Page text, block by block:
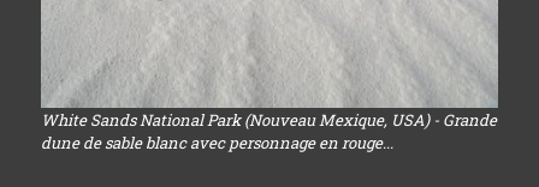
White Sands National Park (Nouveau Mexique, USA) - Grande
dune de sable blanc avec personnage en rouge...